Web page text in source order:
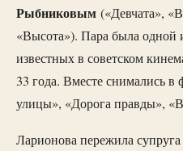
Рыбниковым («Девчата»,
«Высота»). Пара была одной
известных в советском
33 года. Вместе снимались
улицы», «Дорога правды»,
Ларионова пережила